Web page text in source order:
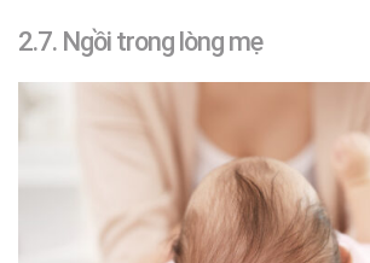
2.7. Ngồi trong lòng mẹ